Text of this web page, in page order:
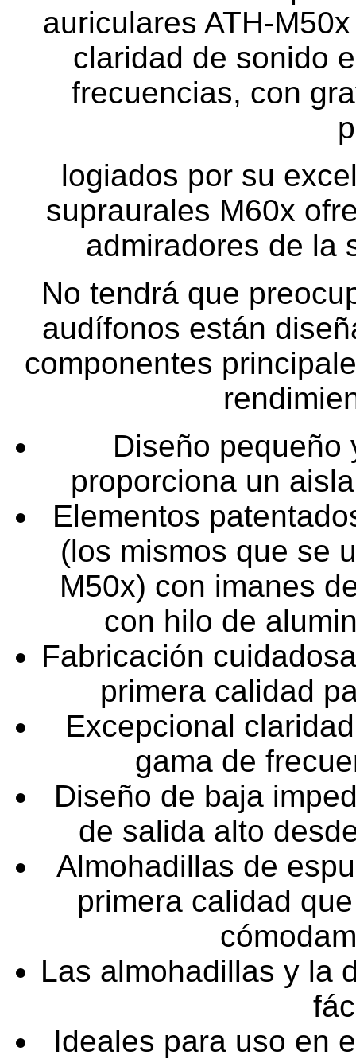
auriculares ATH-
claridad de sonido
frecuencias, con
logiados por su
supraurales M60x
admiradores de la
No tendrá que
audífonos están
componentes
Diseño pequeño
proporciona un
Elementos
(los mismos que se
M50x) con imanes
con hilo de
Fabricación
primera calidad
Excepcional
gama de
Diseño de baja
de salida alto
Almohadillas de
primera calidad
Las almohadillas y la
Ideales para uso en